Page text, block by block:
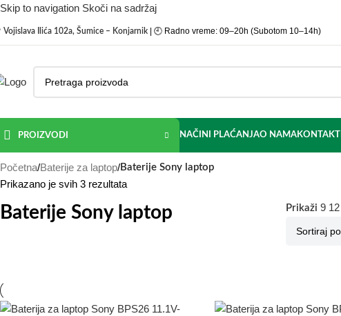
Skip to navigation Skoči na sadržaj
Vojislava Ilića 102a, Šumice – Konjarnik | 🕘 Radno vreme: 09–20h (Subotom 10–14h)
PROIZVODI NAČINI PLAĆANJAO NAMAKONTAKT
Početna/Baterije za laptop/ Baterije Sony laptop
Prikazano je svih 3 rezultata
Baterije Sony laptop Prikaži 9 12